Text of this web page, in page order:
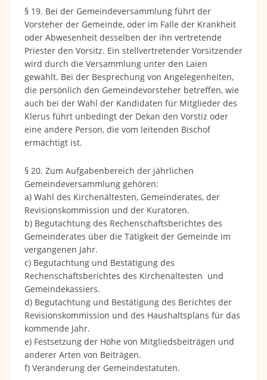
§ 19. Bei der Gemeindeversammlung führt der
Vorsteher der Gemeinde, oder im Falle der Krankheit
oder Abwesenheit desselben der ihn vertretende
Priester den Vorsitz. Ein stellvertretender Vorsitzender
wird durch die Versammlung unter den Laien
gewählt. Bei der Besprechung von Angelegenheiten,
die persönlich den Gemeindevorsteher betreffen, wie
auch bei der Wahl der Kandidaten für Mitglieder des
Klerus führt unbedingt der Dekan den Vorstiz oder
eine andere Person, die vom leitenden Bischof
ermächtigt ist.
§ 20. Zum Aufgabenbereich der jährlichen
Gemeindeversammlung gehören:
a) Wahl des Kirchenältesten, Gemeinderates, der
Revisionskommission und der Kuratoren.
b) Begutachtung des Rechenschaftsberichtes des
Gemeinderates über die Tätigkeit der Gemeinde im
vergangenen Jahr.
c) Begutachtung und Bestätigung des
Rechenschaftsberichtes des Kirchenältesten und
Gemeindekassiers.
d) Begutachtung und Bestätigung des Berichtes der
Revisionskommission und des Haushaltsplans für das
kommende Jahr.
e) Festsetzung der Höhe von Mitgliedsbeiträgen und
anderer Arten von Beiträgen.
f) Veränderung der Gemeindestatuten.